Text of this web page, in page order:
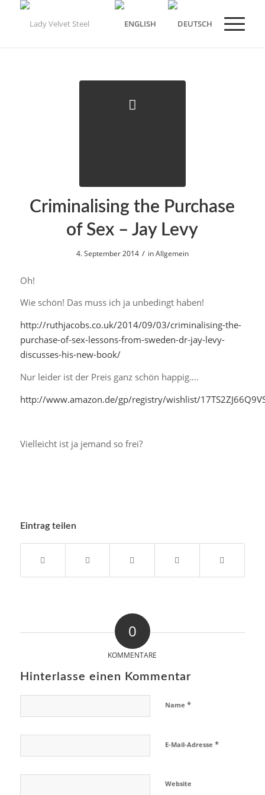
Criminalising the Purchase
of Sex – Jay Levy
4. September 2014 / inAllgemein
Oh!
Wie schön! Das muss ich ja unbedingt haben!
http://ruthjacobs.co.uk/2014/09/03/criminalising-the-
purchase-of-sex-lessons-from-sweden-dr-jay-levy-
discusses-his-new-book/
Nur leider ist der Preis ganz schön happig….
http://www.amazon.de/gp/registry/wishlist/
Vielleicht ist ja jemand so frei?
Eintrag teilen
0
KOMMENTARE
Hinterlasse einen Kommentar
Name *
E-Mail-Adresse *
Website